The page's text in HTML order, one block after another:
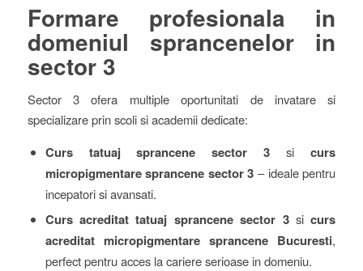
Formare profesionala in
domeniul sprancenelor in
sector 3
Sector 3 ofera multiple oportunitati de invatare si
specializare prin scoli si academii dedicate:
Curs tatuaj sprancene sector 3 sicurs
micropigmentare sprancene sector 3 – ideale pentru
incepatori si avansati.
Curs acreditat tatuaj sprancene sector 3sicurs
acreditat micropigmentare sprancene Bucuresti,
perfect pentru acces la cariere serioase in domeniu.